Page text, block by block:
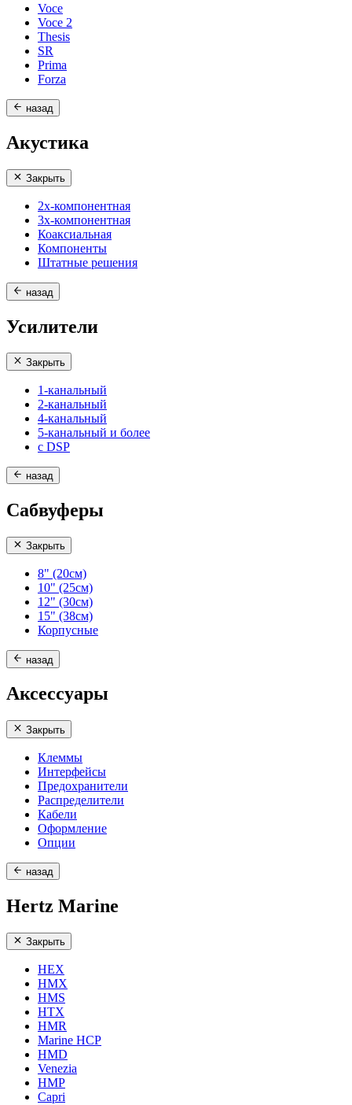
Voce
Voce 2
Thesis
SR
Prima
Forza
назад
Акустика
Закрыть
2х-компонентная
3х-компонентная
Коаксиальная
Компоненты
Штатные решения
назад
Усилители
Закрыть
1-канальный
2-канальный
4-канальный
5-канальный и более
с DSP
назад
Сабвуферы
Закрыть
8" (20см)
10" (25см)
12" (30см)
15" (38см)
Корпусные
назад
Аксессуары
Закрыть
Клеммы
Интерфейсы
Предохранители
Распределители
Кабели
Оформление
Опции
назад
Hertz Marine
Закрыть
HEX
HMX
HMS
HTX
HMR
Marine HCP
HMD
Venezia
HMP
Capri